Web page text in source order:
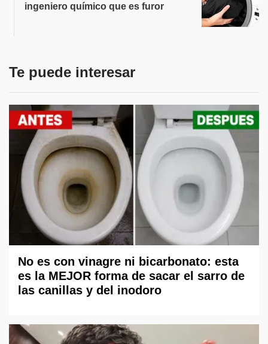
ingeniero químico que es furor
Te puede interesar
No es con vinagre ni bicarbonato: esta
es la MEJOR forma de sacar el sarro de
las canillas y del inodoro